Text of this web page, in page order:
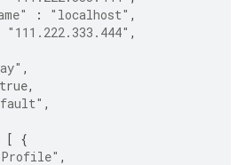
: "localhost" ,
"111.222.333.444" ,
,
true,
,
[ {
,